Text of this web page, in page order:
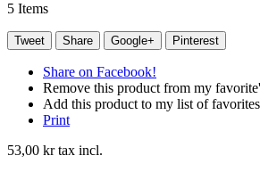
5 Items
Tweet Share Google+ Pinterest
Share on Facebook!
Remove this product from my
Add this product to my list of
Print
53,00 krtax incl.